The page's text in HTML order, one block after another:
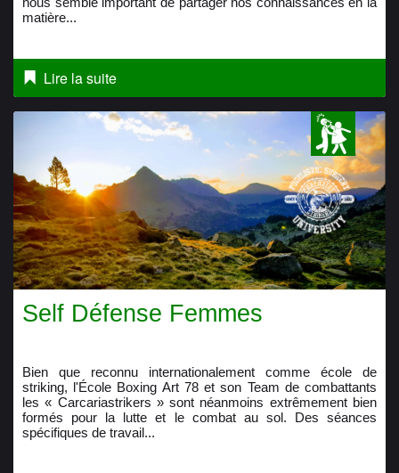
matière...
Lire la suite
Self Défense Femmes
Bien que reconnu internationalement comme école de
striking, l'École Boxing Art 78 et son Team de combattants
les « Carcariastrikers » sont néanmoins extrêmement bien
formés pour la lutte et le combat au sol. Des séances
spécifiques de travail...